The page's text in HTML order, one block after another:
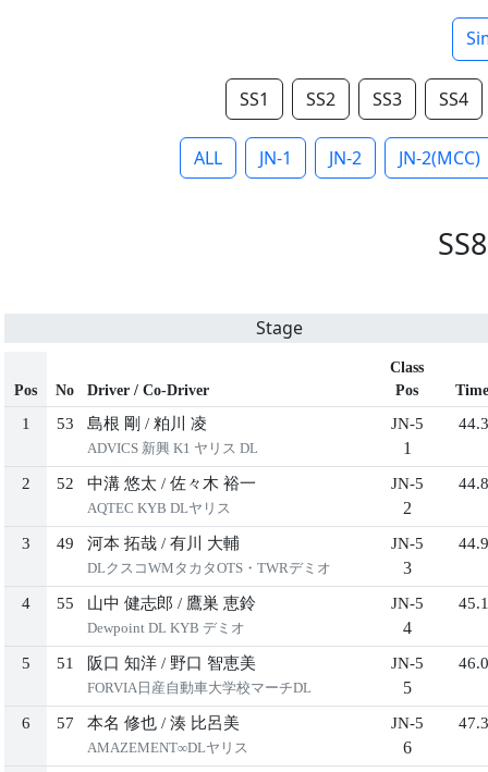
SS1 SS2 SS3 SS4
ALL JN-1 JN-2 JN-2(MCC)
Stage
Pos No Driver / Co-Driver
Class
Pos
Time
1 53 島根 剛 / 粕川 凌
ADVICS 新興 K1 ヤリス DL
JN-5
1
44.3
2 52 中溝 悠太 / 佐々木 裕一
AQTEC KYB DLヤリス
JN-5
2
44.8
3 49 河本 拓哉 / 有川 大輔
DLクスコWMタカタOTS・TWRデミオ
JN-5
3
44.9
4 55 山中 健志郎 / 鷹巣 恵鈴
Dewpoint DL KYB デミオ
JN-5
4
45.1
5 51 阪口 知洋 / 野口 智恵美
FORVIA日産自動車大学校マーチDL
JN-5
5
46.0
6 57 本名 修也 / 湊 比呂美
AMAZEMENT∞DLヤリス
JN-5
6
47.3